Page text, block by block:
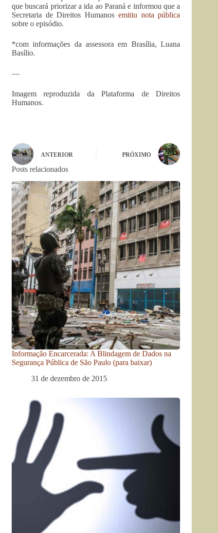
que buscará priorizar a ida ao Paraná e informou que a
Secretaria de Direitos Humanos emitiu nota pública
sobre o episódio.
*com informações da assessora em Brasília, Luana
Basílio.
—
Imagem reproduzida da Plataforma de Direitos
Humanos.
ANTERIOR PRÓXIMO
Posts relacionados
Informação Encarcerada: A Blindagem de Dados na
Segurança Pública de São Paulo (para baixar)
31 de dezembro de 2015